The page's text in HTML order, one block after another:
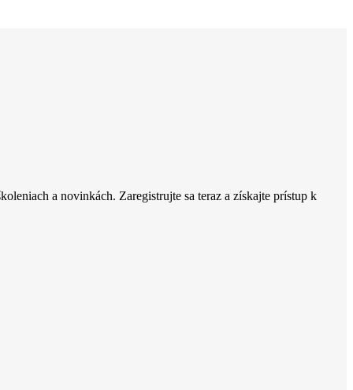
a novinkách. Zaregistrujte sa teraz a získajte prístup k